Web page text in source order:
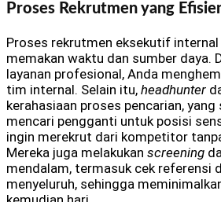
Proses Rekrutmen yang
Proses rekrutmen eksekutif
memakan waktu dan sumber daya.
layanan profesional, Anda
tim internal. Selain itu, headhunter
kerahasiaan proses pencarian,
mencari pengganti untuk posisi
ingin merekrut dari kompetitor
Mereka juga melakukan screening
mendalam, termasuk cek referensi
menyeluruh, sehingga